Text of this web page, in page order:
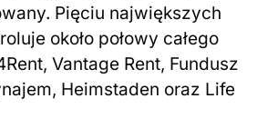
Pięciu największych
około połowy całego
Vantage Rent, Fundusz
Heimstaden oraz Life